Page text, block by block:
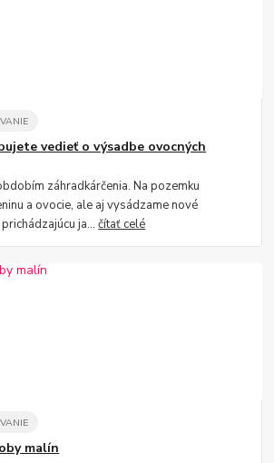
vedieť o výsadbe ovocných
záhradkárčenia. Na pozemku
a ovocie, ale aj vysádzame nové
ja...čítať celé
malín